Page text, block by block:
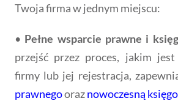
Twoja firma w jednym miejscu:
• Pełne wsparcie prawne i
przejść przez proces, jakim
firmy lub jej rejestracja,
prawnegooraznowoczesną